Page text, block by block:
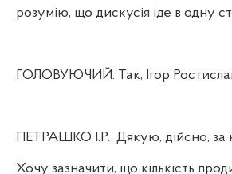
розумію, що дискусія іде в одну
ГОЛОВУЮЧИЙ. Так, Ігор
ПЕТРАШКО І.Р. Дякую, дійсно, за
Хочу зазначити, що кількість